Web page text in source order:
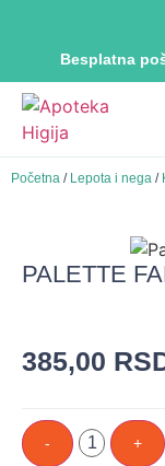
Besplatna
Početna / Lepota i nega /
PALETTE
385,00
- +